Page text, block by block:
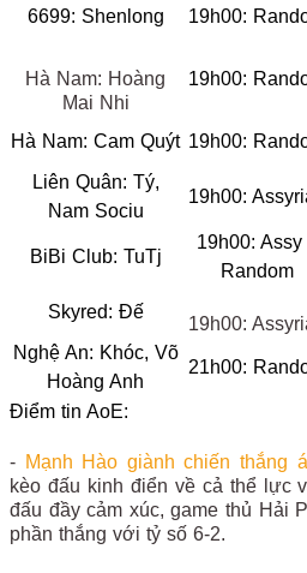
6699: Shenlong 19h00:
Hà Nam: Hoàng
Mai Nhi
19h00:
Hà Nam: Cam Quýt 19h00:
Liên Quân: Tý,
Nam Sociu
19h00:
BiBi Club: TuTj
19h00: Assy
Random
Skyred: Đế
19h00:
Nghệ An: Khóc, Võ
Hoàng Anh
21h00:
Điểm tin AoE:
- Mạnh Hào giành chiến thắng
kèo đấu kinh điển về cả thể lực
đấu đầy cảm xúc, game thủ Hải
phần thắng với tỷ số 6-2.